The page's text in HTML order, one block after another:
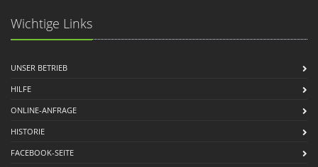
Wichtige Links
UNSER BETRIEB
HILFE
ONLINE-ANFRAGE
HISTORIE
FACEBOOK-SEITE